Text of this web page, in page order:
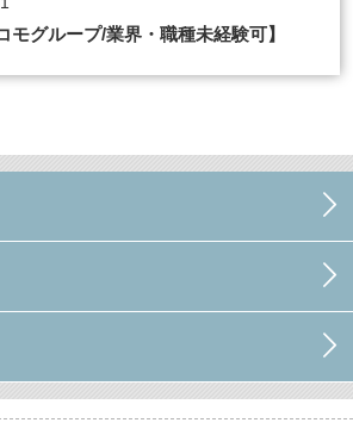
モグループ/業界・職種未経験可】